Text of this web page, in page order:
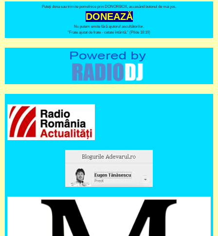
Puteți dona sau trimite pomelnice prin DONORBOX, accesând butonul de mai jos.
DONEAZĂ
Nu putem emite fără ajutorul ascultătorilor.
"Frate ajutat de frate - cetate întărită." (Pilde 18:19)